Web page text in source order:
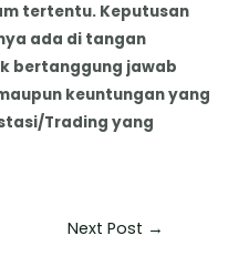
tertentu. Keputusan
ada di tangan
bertanggung jawab
keuntungan yang
Trading yang
Next Post →